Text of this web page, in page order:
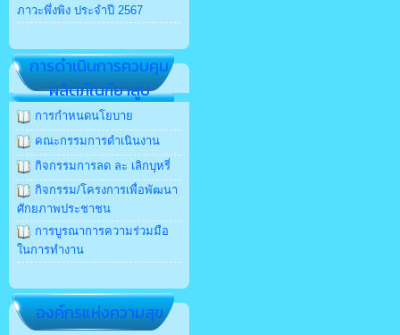
ภาวะพึ่งพิง ประจำปี 2567
การดำเนินการควบคุม
ผลิตภัณฑ์ยาสูบ
การกำหนดนโยบาย
คณะกรรมการดำเนินงาน
กิจกรรมการลด ละ เลิกบุหรี่
กิจกรรม/โครงการเพื่อพัฒนา
ศักยภาพประชาชน
การบูรณาการความร่วมมือ
ในการทำงาน
องค์กรแห่งความสุข